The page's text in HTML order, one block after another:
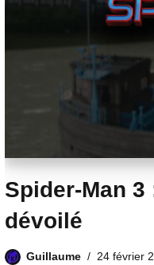
Spider-Man
dévoilé
Guillaume 24 février